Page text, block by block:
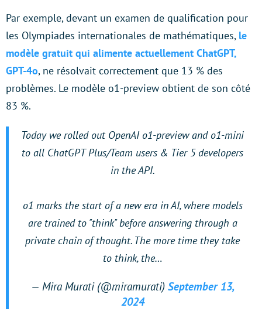
Par exemple, devant un examen de qualification pour
les Olympiades internationales de mathématiques, le
modèle gratuit qui alimente actuellement ChatGPT,
GPT-4o, ne résolvait correctement que 13 % des
problèmes. Le modèle o1-preview obtient de son côté
83 %.
Today we rolled out OpenAI o1-preview and o1-mini
to all ChatGPT Plus/Team users & Tier 5 developers
in the API.
o1 marks the start of a new era in AI, where models
are trained to "think" before answering through a
private chain of thought. The more time they take
to think, the…
— Mira Murati (@miramurati) September 13,
2024